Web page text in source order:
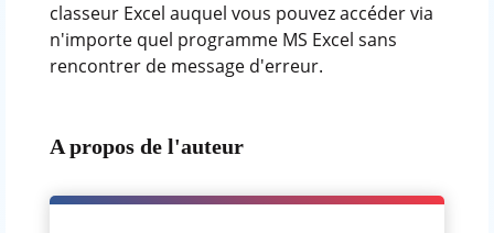
classeur Excel auquel vous pouvez accéder via
n'importe quel programme MS Excel sans
rencontrer de message d'erreur.
A propos de l'auteur